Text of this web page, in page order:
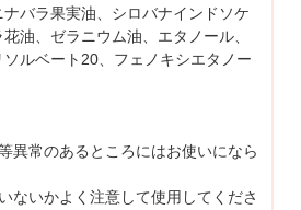
バラ果実油、シロバナインドソケ
油、ゼラニウム油、エタノール、
ルベート20、フェノキシエタノー
異常のあるところにはお使いになら
ないかよく注意して使用してくださ